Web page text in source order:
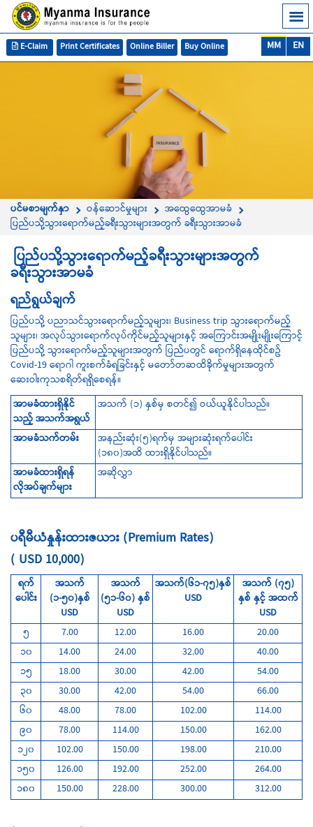
EN
MM
Buy Online
Online Biller
Print Certificates
E-Claim
ပင်မစာမျက်နှာ ဝန်ဆောင်မှုများ
အထွေထွေအာမခံ
ပြည်ပသို့သွားရောက်မည့်ခရီးသွားများအတွက် ခရီးသွားအာမခံ
ပြည်ပသို့သွားရောက်မည့်ခရီးသွားများအတွက်
ခရီးသွားအာမခံ
ရည်ရွယ်ချက်
ပြည်ပသို့ ပညာသင်သွားရောက်မည့်သူများ၊ Business trip သွားရောက်မည့်
သူများ၊ အလုပ်သွားရောက်လုပ်ကိုင်မည့်သူများနှင့် အကြောင်းအမျိုးမျိုးကြောင့်
ပြည်ပသို့ သွားရောက်မည့်သူများအတွက် ပြည်ပတွင် ရောက်ရှိနေထိုင်စဥ်
Covid-19 ရောဂါ ကူးစက်ခံရခြင်းနှင့် မတော်တဆထိခိုက်မှုများအတွက်
ဆေးဝါးကုသစရိတ်ရရှိစေရန်။
အာမခံထားရှိနိုင်
သည့် အသက်အရွယ်
အသက် (၁) နှစ်မှ စတင်၍ ဝယ်ယူနိုင်ပါသည်။
အာမခံသက်တမ်း
အနည်းဆုံး(၅)ရက်မှ အများဆုံးရက်ပေါင်း
(၁၈၀)အထိ ထားရှိနိုင်ပါသည်။
အာမခံထားရှိရန်
လိုအပ်ချက်များ
အဆိုလွှာ
ပရီမီယံနှုန်းထားဇယား (Premium Rates)
( USD 10,000)
ရက်
ပေါင်း
အသက်
(၁-၅၀)နှစ်
USD
အသက်
(၅၁-၆၀) နှစ်
USD
အသက်(၆၁-၇၅)နှစ်
USD
အသက် (၇၅)
နှစ် နှင့် အထက်
USD
၅
7.00 12.00 16.00
20.00
၁၀
14.00 24.00 32.00
40.00
၁၅
18.00 30.00 42.00
54.00
၃၀
30.00 42.00 54.00
66.00
၆၀
48.00 78.00 102.00
114.00
၉၀
78.00 114.00 150.00
162.00
၁၂၀
102.00 150.00 198.00
210.00
၁၅၀
126.00 192.00 252.00
264.00
၁၈၀
150.00 228.00 300.00 312.00